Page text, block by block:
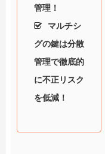
管理！
マルチシ
グの鍵は分散
管理で徹底的
に不正リスク
を低減！